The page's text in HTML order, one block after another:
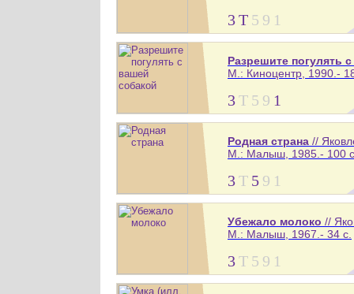
3Т 5 9 1
Разрешите погулять
М.: Киноцентр, 1990.-
3Т 5 9 1
Родная страна //
М.: Малыш, 1985.- 100
3Т 5 9 1
Убежало молоко //
М.: Малыш, 1967.- 34 с.
3Т 5 9 1